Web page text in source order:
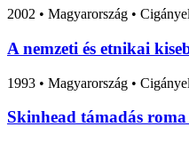
2002 • Magyarország •
A nemzeti és etnikai
1993 • Magyarország •
Skinhead támadás